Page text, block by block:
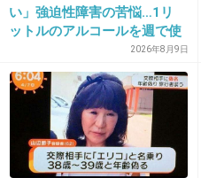
>>28
上手く回ればほとんど行ける
トイストーリーは厳しいかも
32. 匿名 2019/04/09(火) 21:00:34
い」強迫性障害の苦悩…1リ
ットルのアルコールを週で使
い切る当事者「生きてるのが
辛いと思うこともある」
2026年8月9日